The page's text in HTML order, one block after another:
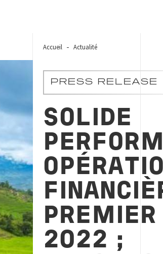
Accueil Actualité
PRESS RELEASE
SOLIDE
2022 ;